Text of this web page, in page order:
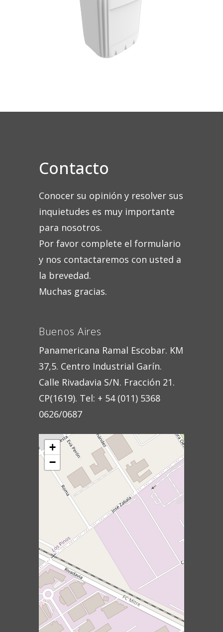
Contacto
Conocer su opinión y resolver sus
inquietudes es muy importante
para nosotros.
Por favor complete el formulario
y nos contactaremos con usted a
la brevedad.
Muchas gracias.
Buenos Aires
Panamericana Ramal Escobar. KM
37,5. Centro Industrial Garín.
Calle Rivadavia S/N. Fracción 21.
CP(1619). Tel: + 54 (011) 5368
0626/0687
+
−